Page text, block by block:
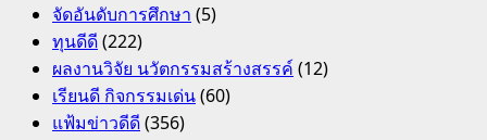
จัดอันดับการศึกษา (5)
ทุนดีดี(222)
ผลงานวิจัย นวัตกรรมสร้างสรรค์(12)
เรียนดี กิจกรรมเด่น(60)
แฟ้มข่าวดีดี(356)